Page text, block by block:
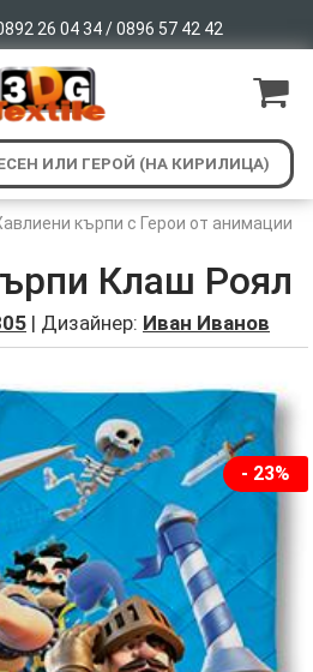
26 04 34 / 0896 57 42 42
кърпи с Герои от анимации
Клаш Роял
| Дизайнер: Иван Иванов
- 23%